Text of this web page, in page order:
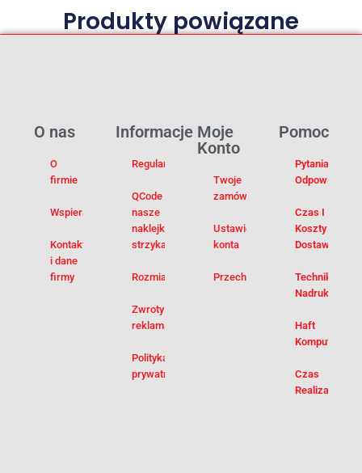
Produkty powiązane
Pomoc
Pytania I
Odpowiedzi
Czas I
Koszty
Dostawy
Techniki
Nadruku
Haft
Komputerowy
Czas
Realizacji
Moje
Konto
Twoje
zamówienia
Ustawienia
konta
Przechowalnia
Informacje
Regulamin
QCode –
nasze
naklejki na
strzykawki
Rozmiarówka
Zwroty i
reklamacje
Polityka
prywatności
O nas
O
firmie
Wspieramy
Kontakt
i dane
firmy